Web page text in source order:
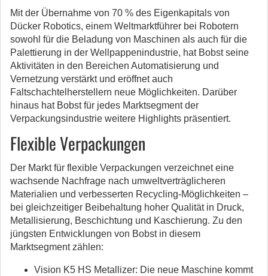
Mit der Übernahme von 70 % des Eigenkapitals von
Dücker Robotics, einem Weltmarktführer bei Robotern
sowohl für die Beladung von Maschinen als auch für die
Palettierung in der Wellpappenindustrie, hat Bobst seine
Aktivitäten in den Bereichen Automatisierung und
Vernetzung verstärkt und eröffnet auch
Faltschachtelherstellern neue Möglichkeiten. Darüber
hinaus hat Bobst für jedes Marktsegment der
Verpackungsindustrie weitere Highlights präsentiert.
Flexible Verpackungen
Der Markt für flexible Verpackungen verzeichnet eine
wachsende Nachfrage nach umweltverträglicheren
Materialien und verbesserten Recycling-Möglichkeiten –
bei gleichzeitiger Beibehaltung hoher Qualität in Druck,
Metallisierung, Beschichtung und Kaschierung. Zu den
jüngsten Entwicklungen von Bobst in diesem
Marktsegment zählen:
Vision K5 HS Metallizer: Die neue Maschine kommt